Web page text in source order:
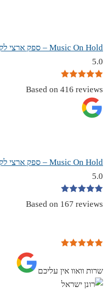
Music On Hold – ספק ארצי לקריינות מקצועית
5.0
Based on 416 reviews
Music On Hold – ספק ארצי לקריינות מקצועית
5.0
Based on 167 reviews
שרות וואוו אין עליכם